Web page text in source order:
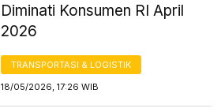
Diminati Konsumen RI April
2026
TRANSPORTASI & LOGISTIK
18/05/2026, 17:26 WIB